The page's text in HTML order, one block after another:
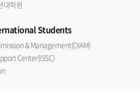
대학원
Students
& Management(OIAM)
Center(ISSC)